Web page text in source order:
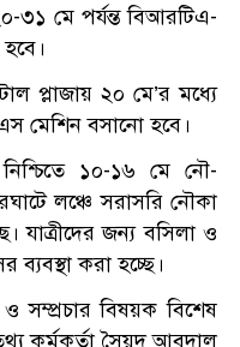
৩১ মে পর্যন্ত বিআরটিএ-
হবে।
প্লাজায় ২০ মে’র মধ্যে
মেশিন বসানো হবে।
১০-১৬ মে নৌ-
লঞ্চে সরাসরি নৌকা
যাত্রীদের জন্য বসিলা ও
ব্যবস্থা করা হচ্ছে।
ও সম্প্রচার বিষয়ক বিশেষ
কর্মকর্তা সৈয়দ আবদাল